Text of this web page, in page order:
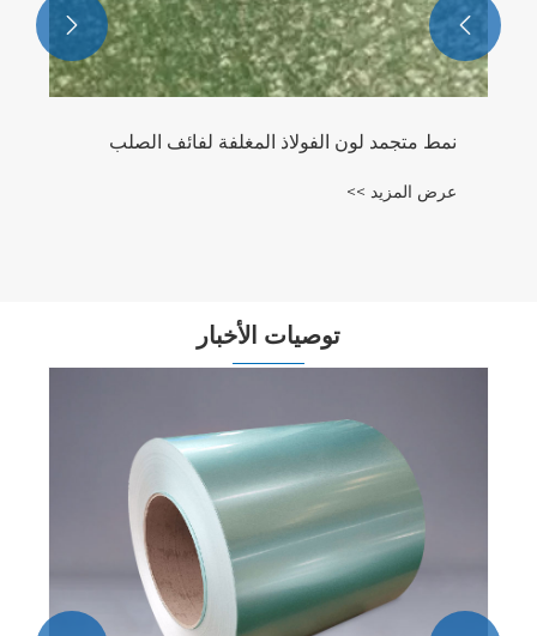
نمط متجمد لون الفولاذ المغلفة لفائف الصلب
عرض المزيد >>


توصيات الأخبار